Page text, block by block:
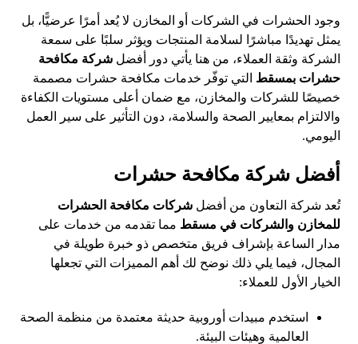
وجود الحشرات في الشركات أو المخازن لا يُعد أمرًا عرضيًّا، بل
يمثل تهديدًا مباشرًا لسلامة المنتجات ويؤثر سلبًا على سمعة
الشركة وثقة العملاء، من هنا يأتي دور أفضلشركة مكافحة
حشرات بمسقط التي توفّر خدمات مكافحة حشرات مصممة
خصيصًا للشركات والمخازن، مع ضمان أعلى مستويات الكفاءة
والالتزام بمعايير الصحة والسلامة، دون التأثير على سير العمل
اليومي.
أفضل شركة مكافحة حشرات
تُعد شركة التعاون من أفضلشركات مكافحة الحشرات
للمخازن والشركات في مسقط مما تقدمه من خدمات على
مدار الساعة بإشراف فريق متخصص ذو خبرة طويلة في
المجال، فيما يلي ذلك نوضح لك أهم المميزات التي تجعلها
الخيار الأول للعملاء:
استخدم مبيدات أوروبية حديثة معتمدة من منظمة الصحة
العالمية وهيئات البيئة.